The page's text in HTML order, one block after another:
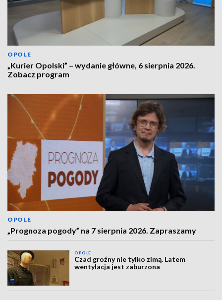
OPOLE
„Kurier Opolski” – wydanie główne, 6 sierpnia 2026.
Zobacz program
OPOLE
„Prognoza pogody” na 7 sierpnia 2026. Zapraszamy
OPOLE
Czad groźny nie tylko zimą. Latem
wentylacja jest zaburzona